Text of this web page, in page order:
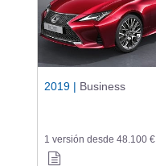
2019 | Business
1 versión desde 48.100 €